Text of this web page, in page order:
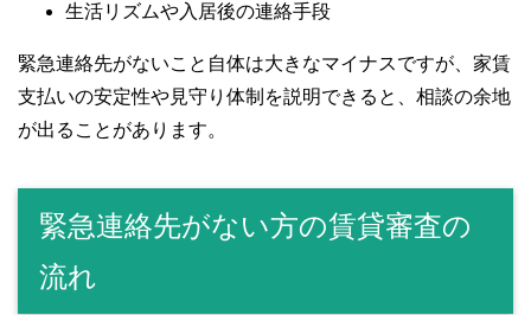
生活リズムや入居後の連絡手段
緊急連絡先がないこと自体は大きなマイナスですが、家賃
支払いの安定性や見守り体制を説明できると、相談の余地
が出ることがあります。
緊急連絡先がない方の賃貸審査の
流れ